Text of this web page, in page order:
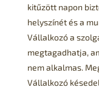
kitűzött napon
helyszínét és a
Vállalkozó a
megtagadhatja,
nem alkalmas.
Vállalkozó